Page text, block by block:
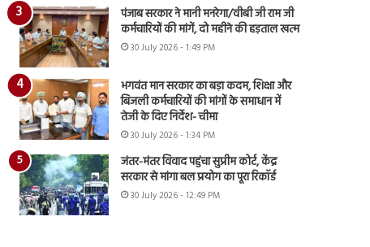
पंजाब सरकार ने मानी मनरेगा/वीबी जी राम जी
कर्मचारियों की मांगें, दो महीने की हड़ताल खत्म
30 July 2026 - 1:49 PM
भगवंत मान सरकार का बड़ा कदम, शिक्षा और
बिजली कर्मचारियों की मांगों के समाधान में
तेजी के दिए निर्देश- चीमा
30 July 2026 - 1:34 PM
जंतर-मंतर विवाद पहुंचा सुप्रीम कोर्ट, केंद्र
सरकार से मांगा बल प्रयोग का पूरा रिकॉर्ड
30 July 2026 - 12:49 PM